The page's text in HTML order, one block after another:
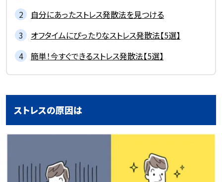
自分にあったストレス発散法を見つける
オフタイムにぴったりなストレス発散法【5選】
簡単！今すぐできるストレス発散法【5選】
ストレスの原因は